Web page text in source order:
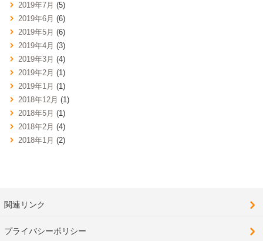
2019年7月 (5)
2019年6月 (6)
2019年5月 (6)
2019年4月 (3)
2019年3月 (4)
2019年2月 (1)
2019年1月 (1)
2018年12月 (1)
2018年5月 (1)
2018年2月 (4)
2018年1月 (2)
関連リンク
プライバシーポリシー